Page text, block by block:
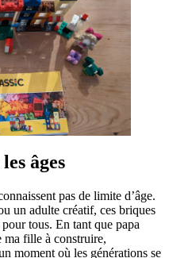
âges
pas de limite d’âge.
un adulte créatif, ces briques
tous. En tant que papa
ma fille à construire,
moment où les générations se